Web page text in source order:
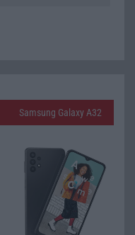
Samsung Galaxy A32